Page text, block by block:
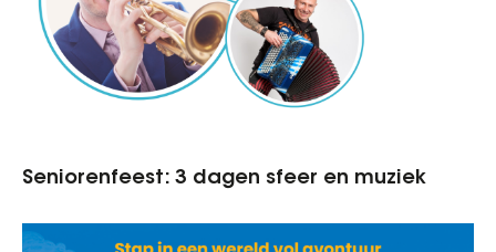
Seniorenfeest: 3 dagen sfeer en muziek